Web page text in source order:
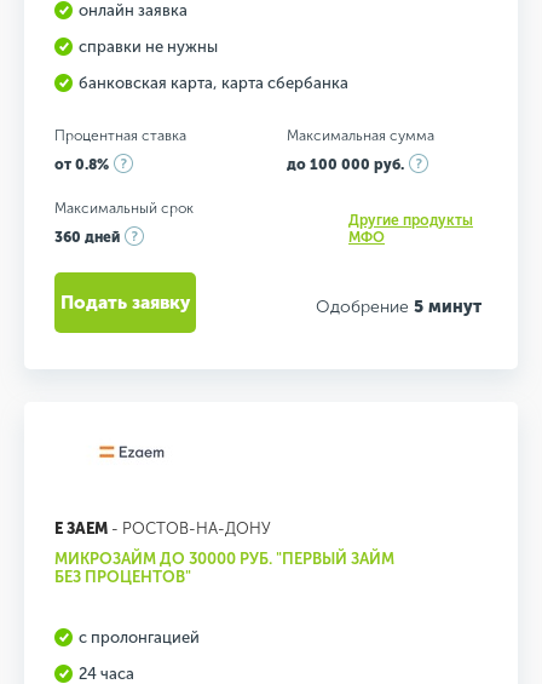
онлайн заявка
справки не нужны
банковская карта, карта сбербанка
Процентная ставка
от 0.8%
Максимальная сумма
до 100 000 руб.
Максимальный срок
360 дней
Другие продукты
МФО
Одобрение 5 минут
Подать заявку
Е ЗАЕМ - РОСТОВ-НА-ДОНУ
МИКРОЗАЙМ ДО 30000 РУБ. "ПЕРВЫЙ ЗАЙМ
БЕЗ ПРОЦЕНТОВ"
с пролонгацией
24 часа